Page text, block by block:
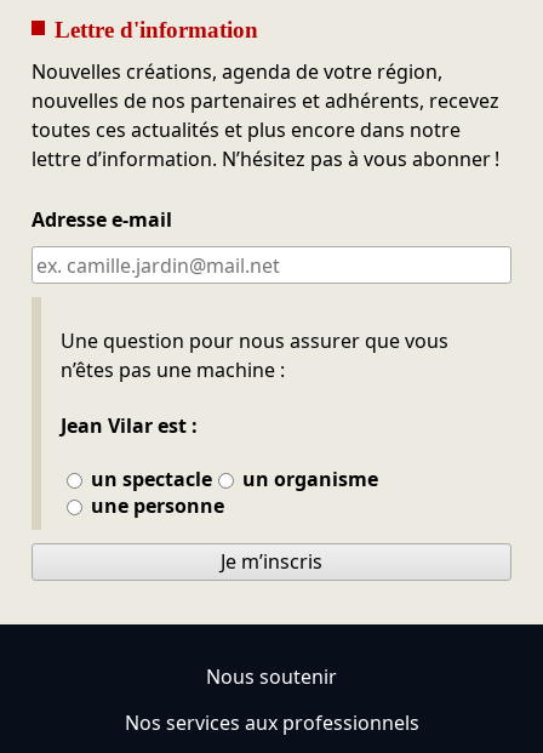
Lettre d'information
Nouvelles créations, agenda de votre région,
nouvelles de nos partenaires et adhérents, recevez
toutes ces actualités et plus encore dans notre
lettre d’information. N’hésitez pas à vous abonner !
Adresse e-mail
Une question pour nous assurer que vous
n’êtes pas une machine :
Jean Vilar est :
un spectacle
un organisme
une personne
Ne pas remplir
Je m’inscris
Nous soutenir
Nos services aux professionnels